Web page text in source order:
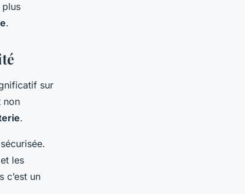
.
sur
non
.
les
c’est un